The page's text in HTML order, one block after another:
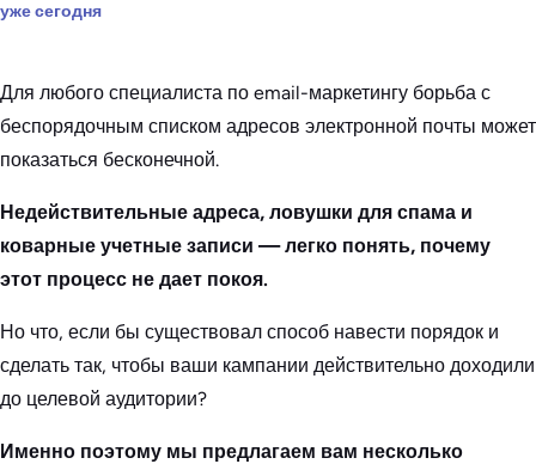
уже сегодня
Для любого специалиста по email-маркетингу борьба с
беспорядочным списком адресов электронной почты может
показаться бесконечной.
Недействительные адреса, ловушки для спама и
коварные учетные записи — легко понять, почему
этот процесс не дает покоя.
Но что, если бы существовал способ навести порядок и
сделать так, чтобы ваши кампании действительно доходили
до целевой аудитории?
Именно поэтому мы предлагаем вам несколько